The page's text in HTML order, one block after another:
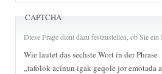
CAPTCHA
Diese Frage dient dazu festzustellen, ob Sie
Wie lautet das sechste Wort in der Phrase
„tafolok acinun igak geqole jor emotada